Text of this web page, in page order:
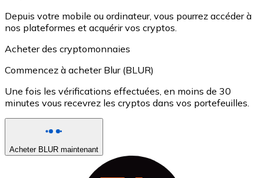
Depuis votre mobile ou ordinateur, vous pourrez accéder à
nos plateformes et acquérir vos cryptos.
Acheter des cryptomonnaies
Commencez à acheter Blur (BLUR)
Une fois les vérifications effectuées, en moins de 30
minutes vous recevrez les cryptos dans vos portefeuilles.
Acheter BLUR maintenant